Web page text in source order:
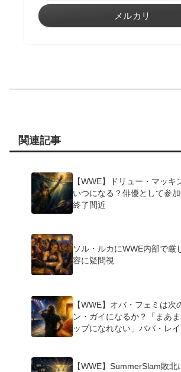
メルカリ
関連記事
【WWE】ドリュー・マッキ
いつになる？俳優として参
終了間近
ソル・ルカにWWE内部で
容に疑問視
【WWE】オバ・フェミは次
ン・ガイになるか？「まあ
ップになれない」ババ・レイ
【WWE】SummerSlam敗北